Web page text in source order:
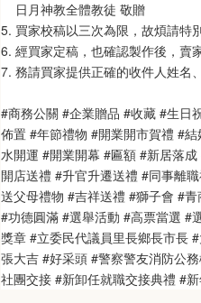
日月神教全體教徒 敬贈
5. 買家校稿以三次為限，故煩請特
6. 經買家定稿，也確認製作後，賣
7. 務請買家提供正確的收件人姓名
#商務公關 #企業贈品 #收藏 #生日
佈置 #年節禮物 #開業開市賀禮 #
水開運 #開業開幕 #匾額 #新居落
開店送禮 #升官升遷送禮 #同事離
送父母禮物 #吉祥送禮 #獅子會 #
#功德圓滿 #選舉活動 #高票當選 #
獎章 #立委民代議員里長鄉長市長
張大吉 #好采頭 #警察警友消防公
社團交接 #新卸任就職交接典禮 #